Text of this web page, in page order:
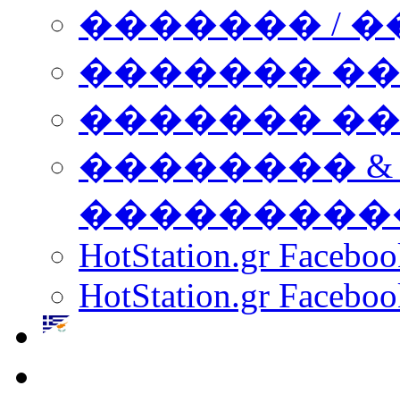
������� /
�������
������� ���
��������
HotStation.gr
HotStation.gr